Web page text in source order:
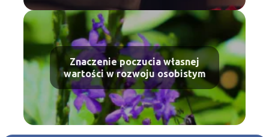
Znaczenie poczucia własnej
wartości w rozwoju osobistym